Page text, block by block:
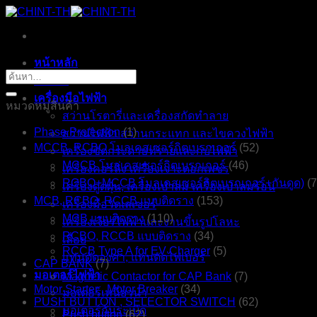
ข้าม
เนื้อหาหน้าหลัก
ร้านค้า
เครื่องมือไฟฟ้า
สว่านโรตารี่และเครื่องสกัดทำลาย
สว่านไฟฟ้า สว่านกระแทก และไขควงไฟฟ้า
เครื่องขัดกระดาษทรายและกบไฟฟ้า
เครื่องคอร์ลิ่ง เครื่องเจาะดอกเพชร
เครื่องดูดฝุ่น, เครื่องเป่าลม เครื่องเป่าลมร้อน
เครื่องมือวัดเลเซอร์
เครื่องเจียรไฟฟ้าและงานขึ้นรูปโลหะ
เลื่อย
แท่นตัดองศา, แท่นตัดไฟเบอร์
มอเตอร์ไฟฟ้า
มอเตอร์เหนี่ยวนำ
มอเตอร์กันระเบิด
ค้นหา:
หมวดหมู่สินค้า
Phase Protection (1)
MCCB, RCBO โมลเคสเซอร์กิตเบรกเกอร์ (52)
MCCB โมลเคสเซอร์กิตเบรกเกอร์ (46)
RCBO+MCCB โมลเคสเซอร์กิตเบรกเกอร์+กันดูด)
MCB, RCBO, RCCB แบบติดราง (153)
MCB แบบติดราง (110)
RCBO, RCCB แบบติดราง (34)
RCCB Type A for EV Charger (5)
CAP BANK (7)
Magnetic Contactor for CAP Bank (7)
Motor Starter , Motor Breaker (34)
PUSH BUTTON , SELECTOR SWITCH (62)
Push button (62)